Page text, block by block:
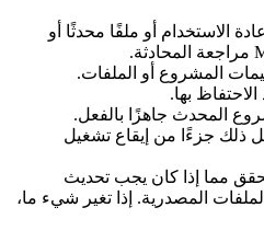
الاستخدام أو ملفًا محدثًا أو
المشروع أو الملفات.
بها.
المحدث جاهزًا بالفعل.
ذلك جزءًا من إيقاع تشغيل
مما إذا كان يجب تحديث
المصدرية. إذا تغير شيء ما،